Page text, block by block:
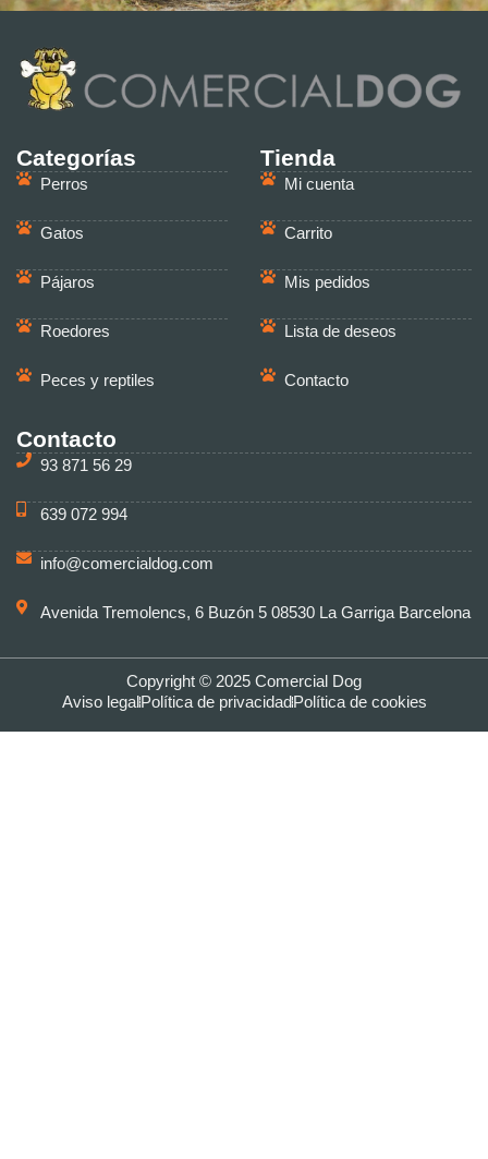
Categorías
Perros
Gatos
Pájaros
Roedores
Peces y reptiles
Tienda
Mi cuenta
Carrito
Mis pedidos
Lista de deseos
Contacto
Contacto
93 871 56 29
639 072 994
info@comercialdog.com
Avenida Tremolencs, 6 Buzón 5 08530 La Garriga Barcelona
Copyright © 2025 Comercial Dog
Aviso legalPolítica de privacidadPolítica de cookies